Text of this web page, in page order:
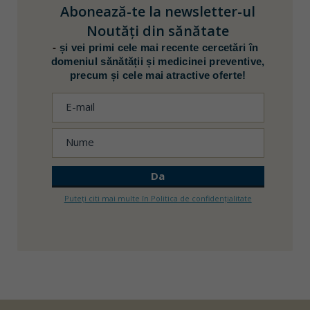
Abonează-te la newsletter-ul
Noutăţi din sănătate
- și vei primi cele mai recente cercetări în
domeniul sănătății și medicinei preventive,
precum și cele mai atractive oferte!
Puteți citi mai multe în Politica de confidențialitate